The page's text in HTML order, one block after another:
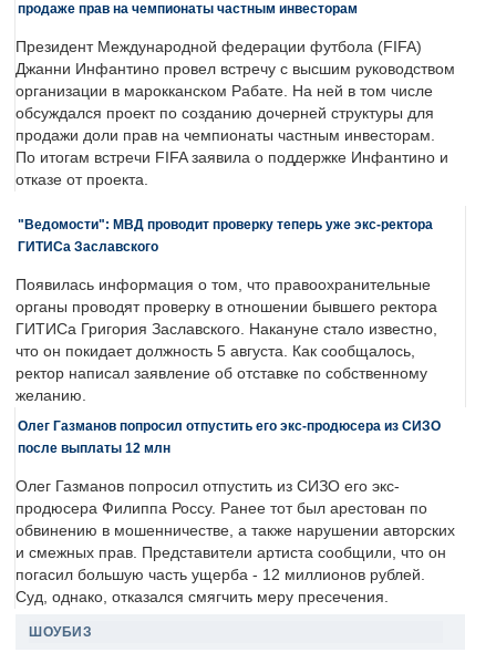
продаже прав на чемпионаты частным инвесторам
Президент Международной федерации футбола (FIFA)
Джанни Инфантино провел встречу с высшим руководством
организации в марокканском Рабате. На ней в том числе
обсуждался проект по созданию дочерней структуры для
продажи доли прав на чемпионаты частным инвесторам.
По итогам встречи FIFA заявила о поддержке Инфантино и
отказе от проекта.
"Ведомости": МВД проводит проверку теперь уже экс-ректора
ГИТИСа Заславского
Появилась информация о том, что правоохранительные
органы проводят проверку в отношении бывшего ректора
ГИТИСа Григория Заславского. Накануне стало известно,
что он покидает должность 5 августа. Как сообщалось,
ректор написал заявление об отставке по собственному
желанию.
Олег Газманов попросил отпустить его экс-продюсера из СИЗО
после выплаты 12 млн
Олег Газманов попросил отпустить из СИЗО его экс-
продюсера Филиппа Россу. Ранее тот был арестован по
обвинению в мошенничестве, а также нарушении авторских
и смежных прав. Представители артиста сообщили, что он
погасил большую часть ущерба - 12 миллионов рублей.
Суд, однако, отказался смягчить меру пресечения.
ШОУБИЗ